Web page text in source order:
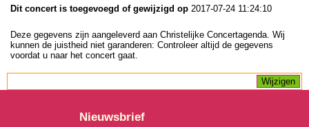
Dit concert is toegevoegd of gewijzigd op 2017-07-24 11:24:10
Deze gegevens zijn aangeleverd aan Christelijke Concertagenda. Wij
kunnen de juistheid niet garanderen: Controleer altijd de gegevens
voordat u naar het concert gaat.
Nieuwsbrief